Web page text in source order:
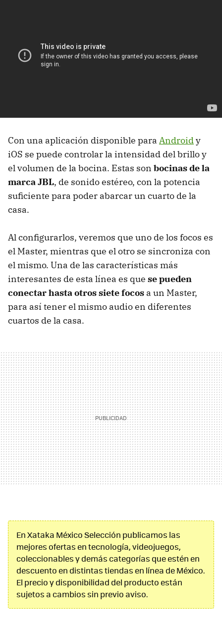
Con una aplicación disponible para Androidy
iOS se puede controlar la intensidad del brillo y
el volumen de la bocina. Estas son bocinas de la
marca JBL, de sonido estéreo, con la potencia
suficiente para poder abarcar un cuarto de la
casa.
Al configurarlos, veremos que uno de los focos es
el Master, mientras que el otro se sincroniza con
el mismo. Una de las características más
interesantes de esta línea es que se pueden
conectar hasta otros siete focos a un Master,
para así tener el mismo audio en diferentes
cuartos de la casa.
En Xataka México Selección publicamos las
mejores ofertas en tecnología, videojuegos,
coleccionables y demás categorías que estén en
descuento en distintas tiendas en línea de México.
El precio y disponibilidad del producto están
sujetos a cambios sin previo aviso.